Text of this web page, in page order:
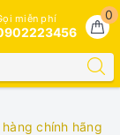
0
miễn phí
chính hãng